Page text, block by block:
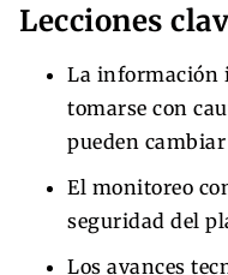
Lecciones
La información
tomarse con
pueden
El monitoreo
seguridad del
Los avances